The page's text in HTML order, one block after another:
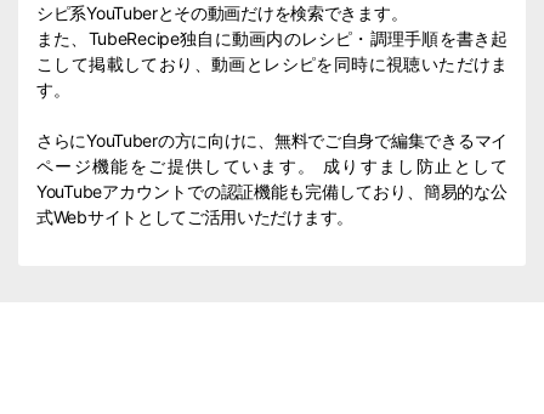
シピ系YouTuberとその動画だけを検索できます。
また、TubeRecipe独自に動画内のレシピ・調理手順を書き起
こして掲載しており、動画とレシピを同時に視聴いただけま
す。
さらにYouTuberの方に向けに、無料でご自身で編集できるマイ
ページ機能をご提供しています。 成りすまし防止として
YouTubeアカウントでの認証機能も完備しており、簡易的な公
式Webサイトとしてご活用いただけます。